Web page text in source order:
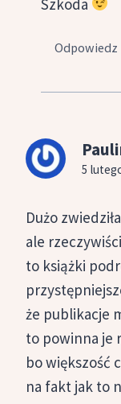
Odpowiedz
5
Dużo
ale
to książki
że publikacje
to powinna je
bo większość
na fakt jak to